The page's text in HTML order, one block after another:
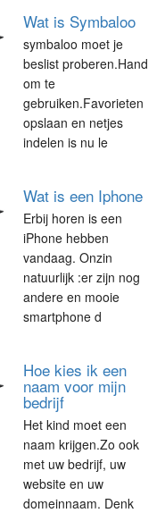
Wat is Symbaloo
symbaloo moet je
beslist proberen.Hand
om te
gebruiken.Favorieten
opslaan en netjes
indelen is nu le
Wat is een Iphone
Erbij horen is een
iPhone hebben
vandaag. Onzin
natuurlijk :er zijn nog
andere en mooie
smartphone d
Hoe kies ik een
naam voor mijn
bedrijf
Het kind moet een
naam krijgen.Zo ook
met uw bedrijf, uw
website en uw
domeinnaam. Denk